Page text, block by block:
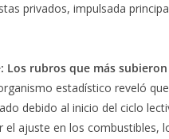
privados, impulsada
Los rubros que más subieron
estadístico reveló
debido al inicio del ciclo
el ajuste en los combustibles,